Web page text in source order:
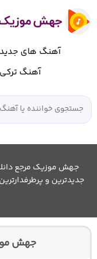
آهنگ های جدید
آهنگ ترکی
جهش موزیک مرجع
جدیدترین و
جهش